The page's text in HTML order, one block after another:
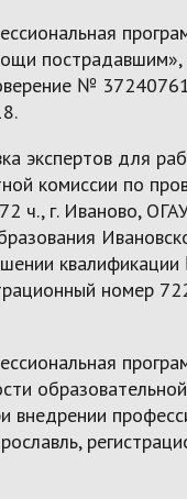
пострадавшим»,
№
экспертов для
комиссии по
ч., г. Иваново,
номер
внедрении